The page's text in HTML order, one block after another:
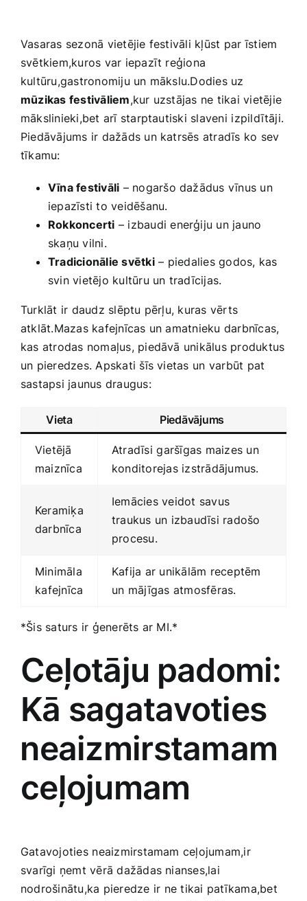
Vasaras sezonā vietējie festivāli kļūst ⁤par īstiem
svētkiem,kuros var iepazīt reģiona
kultūru,gastronomiju un ‌mākslu.Dodies uz
mūzikas festivāliem,kur ‌uzstājas ne tikai vietējie
mākslinieki,bet arī starptautiski slaveni⁣ izpildītāji.
Piedāvājums ir dažāds un katrsēs atradīs ko sev
tīkamu:
Vīna ​festivāli – nogaršo‌ dažādus vīnus un
iepazīsti to veidēšanu.
Rokkoncerti – ​izbaudi enerģiju un jauno
skaņu vilni.
Tradicionālie svētki– ⁤piedalies godos, kas
svin vietējo kultūru ‍un tradīcijas.
Turklāt ir daudz slēptu pērļu, kuras vērts
atklāt.Mazas kafejnīcas un amatnieku darbnīcas,
kas atrodas nomaļus,‌ piedāvā ‍unikālus produktus
un pieredzes. Apskati ‌šīs vietas un⁣ varbūt pat
sastapsi jaunus draugus:
Vieta Piedāvājums
Vietējā​
maiznīca
Atradīsi⁤ garšīgas maizes ⁣un
konditorejas izstrādājumus.
Keramiķa
darbnīca
Iemācies veidot savus
traukus un izbaudīsi radošo
procesu.
Minimāla
⁢kafejnīca
Kafija ar unikālām receptēm
un⁢ mājīgas atmosfēras.
*Šis saturs ir ģenerēts ar MI.*
Ceļotāju⁤ padomi:
Kā sagatavoties
⁤neaizmirstamam
ceļojumam
Gatavojoties ⁣neaizmirstamam ceļojumam,ir
svarīgi ņemt vērā dažādas nianses,lai
‌nodrošinātu,ka pieredze ⁣ir ne tikai patīkama,bet